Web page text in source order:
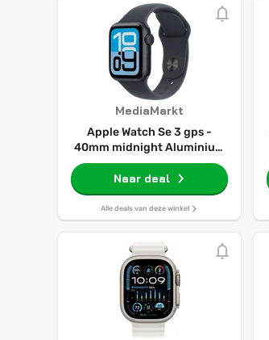
MediaMarkt
Apple Watch Se 3 gps -
40mm midnight Aluminium
Case Midnight Sport Band
S/m Smartwatch
Naar deal
Alle deals van deze winkel